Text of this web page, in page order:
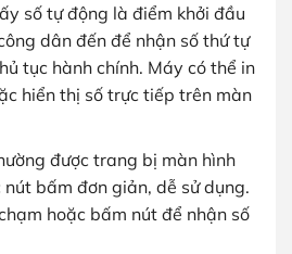
số tự động là điểm khởi đầu
dân đến để nhận số thứ tự
tục hành chính. Máy có thể in
hiển thị số trực tiếp trên màn
được trang bị màn hình
bấm đơn giản, dễ sử dụng.
hoặc bấm nút để nhận số